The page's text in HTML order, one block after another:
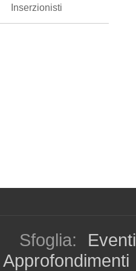
Inserzionisti
Sfoglia: Eventi
Approfondimenti